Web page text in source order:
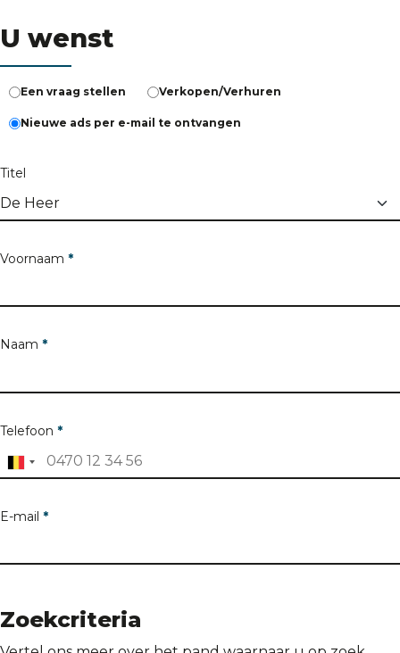
U wenst
Een vraag stellen Verkopen/Verhuren
Nieuwe ads per e-mail te ontvangen
Titel
Voornaam *
Naam *
Telefoon *
E-mail *
Adres van het pand
Zoekcriteria